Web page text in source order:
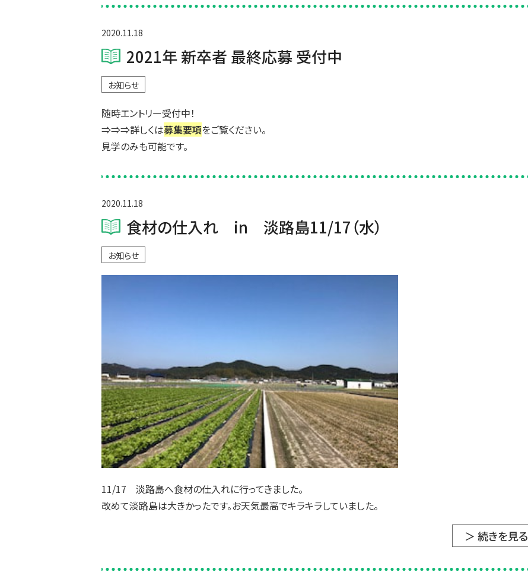
2020.11.18
2021年 新卒者 最終応募 受付中
お知らせ
随時エントリー受付中！
⇒⇒⇒詳しくは募集要項をご覧ください。
見学のみも可能です。
2020.11.18
食材の仕入れ in 淡路島11/17（水）
お知らせ
11/17 淡路島へ食材の仕入れに行ってきました。
改めて淡路島は大きかったです。お天気最高でキラキラしていました。
＞ 続きを見る